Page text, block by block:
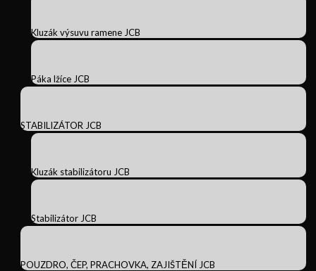
Kluzák výsuvu ramene JCB
Páka lžíce JCB
STABILIZÁTOR JCB
Kluzák stabilizátoru JCB
Stabilizátor JCB
POUZDRO, ČEP, PRACHOVKA, ZAJIŠTĚNÍ JCB